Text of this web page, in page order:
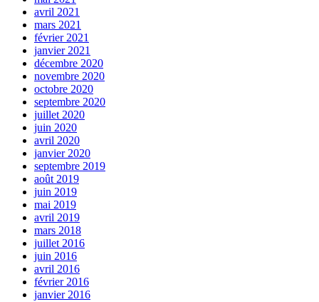
avril 2021
mars 2021
février 2021
janvier 2021
décembre 2020
novembre 2020
octobre 2020
septembre 2020
juillet 2020
juin 2020
avril 2020
janvier 2020
septembre 2019
août 2019
juin 2019
mai 2019
avril 2019
mars 2018
juillet 2016
juin 2016
avril 2016
février 2016
janvier 2016